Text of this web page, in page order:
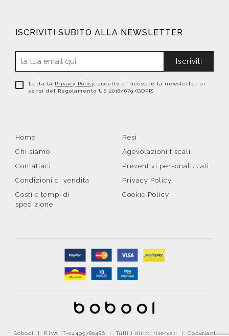
ISCRIVITI SUBITO ALLA NEWSLETTER
Iscriviti
Letta la Privacy Policy , accetto di ricevere la newsletter ai
sensi del Regolamento UE 2016/679 (GDPR)
Home
Chi siamo
Contattaci
Condizioni di vendita
Costi e tempi di
spedizione
Resi
Agevolazioni fiscali
Preventivi personalizzati
Privacy Policy
Cookie Policy
Bobool | P.IVA IT-04499780486 | Tutti i diritti riservati | Copyright